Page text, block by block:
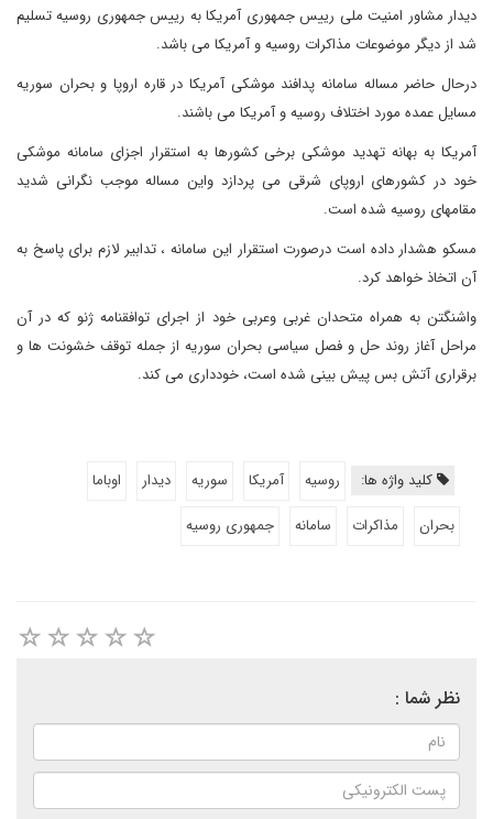
دیدار مشاور امنیت ملی رییس جمهوری آمریکا به رییس جمهوری روسیه تسلیم
شد از دیگر موضوعات مذاکرات روسیه و آمریکا می باشد.
درحال حاضر مساله سامانه پدافند موشکی آمریکا در قاره اروپا و بحران سوریه
مسایل عمده مورد اختلاف روسیه و آمریکا می باشند.
آمریکا به بهانه تهدید موشکی برخی کشورها به استقرار اجزای سامانه موشکی
خود در کشورهای اروپای شرقی می پردازد واین مساله موجب نگرانی شدید
مقامهای روسیه شده است.
مسکو هشدار داده است درصورت استقرار این سامانه ، تدابیر لازم برای پاسخ به
آن اتخاذ خواهد کرد.
واشنگتن به همراه متحدان غربی وعربی خود از اجرای توافقنامه ژنو که در آن
مراحل آغاز روند حل و فصل سیاسی بحران سوریه از جمله توقف خشونت ها و
برقراری آتش بس پیش بینی شده است، خودداری می کند.
کلید واژه ها: روسیه آمریکا سوریه دیدار
اوباما
بحران
مذاکرات سامانه جمهوری روسیه
نظر شما :